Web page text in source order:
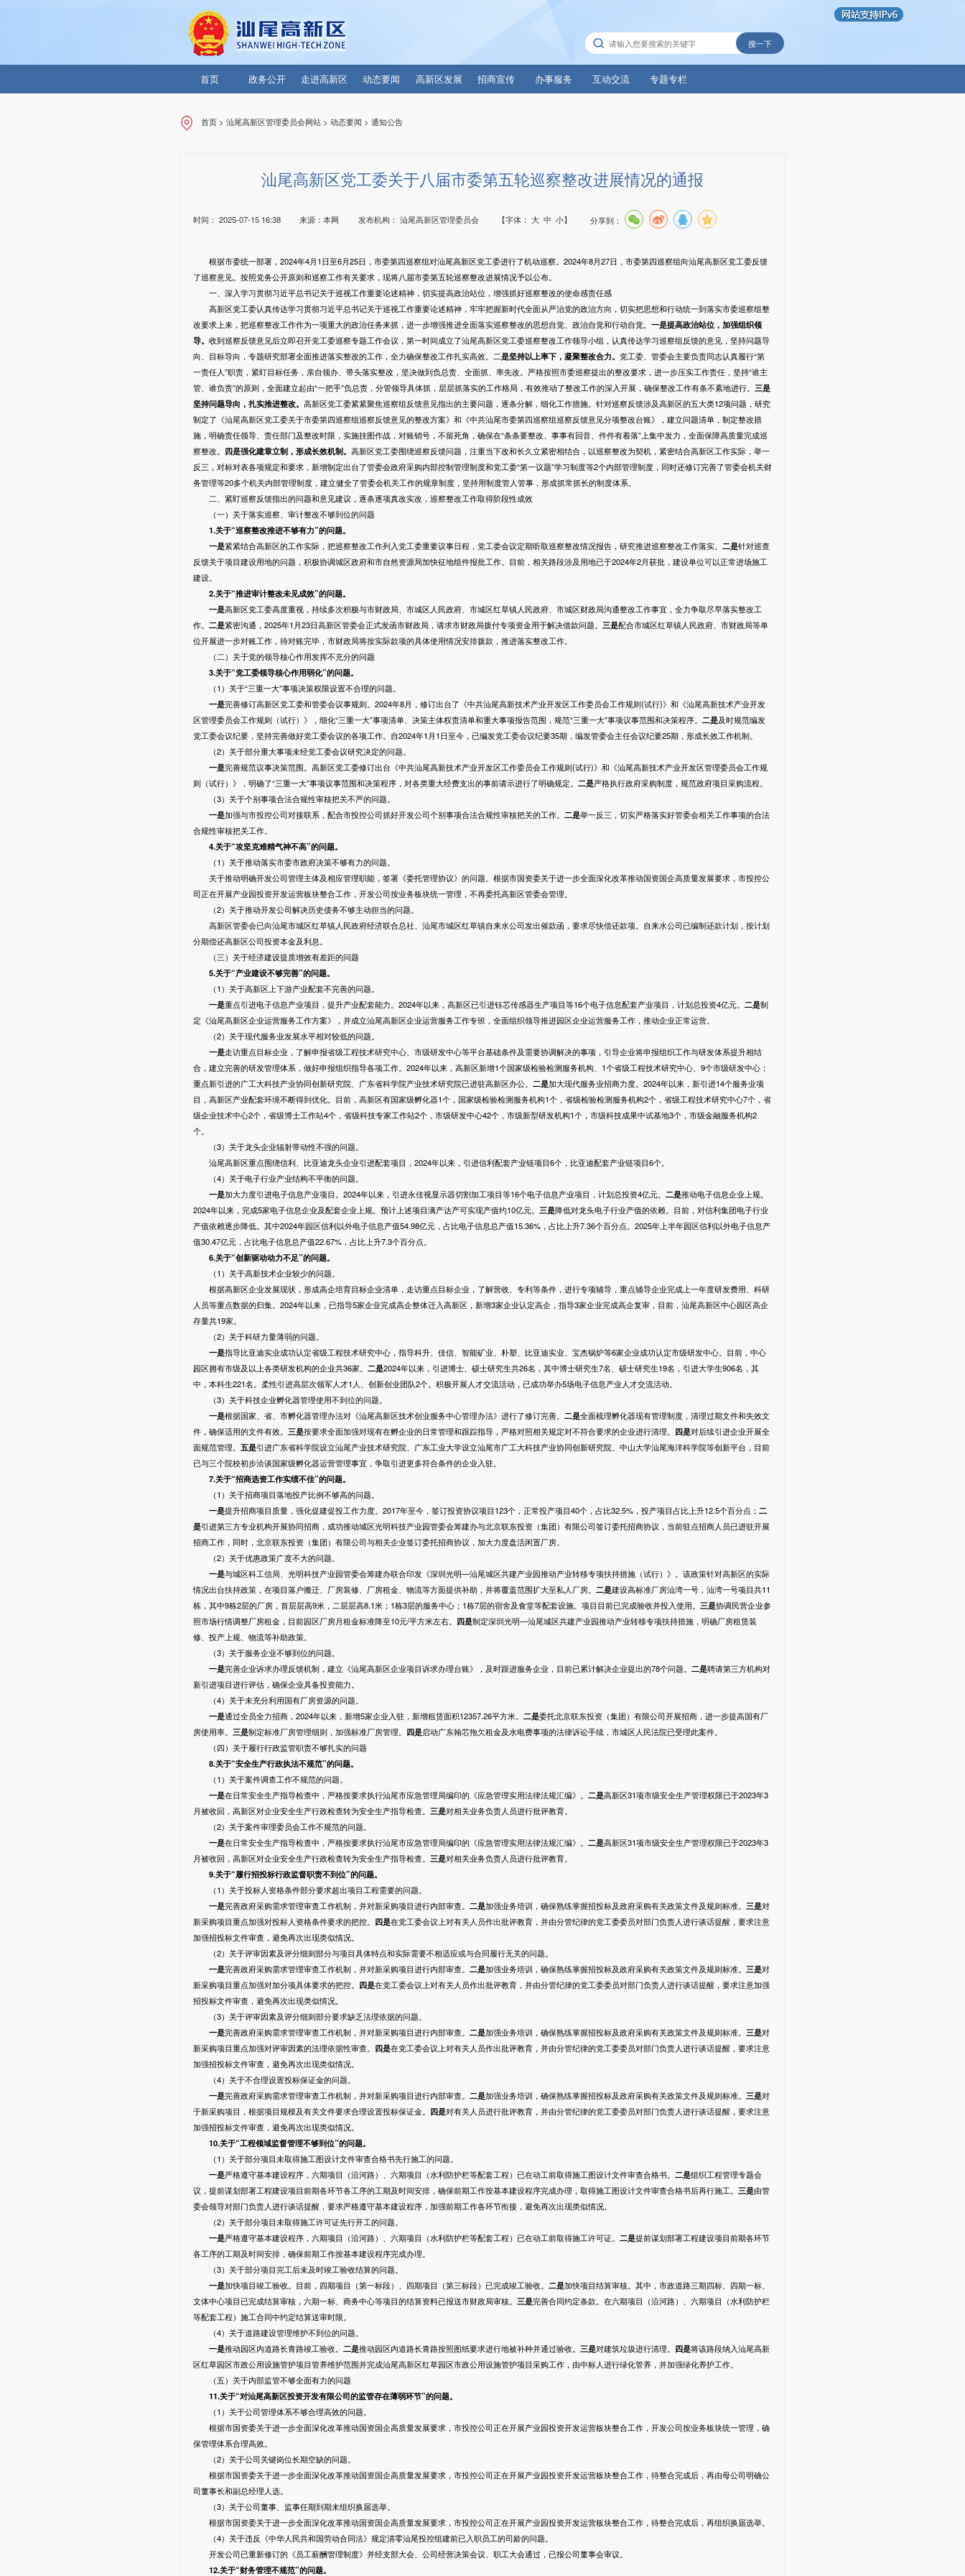
搜一下
首页 政务公开 走进高新区 动态要闻 高新区发展 招商宣传 办事服务 互动交流 专题专栏
首页 >汕尾高新区管理委员会网站 >动态要闻 >通知公告
汕尾高新区党工委关于八届市委第五轮巡察整改进展情况的通报
时间： 2025-07-15 16:38 来源：本网 发布机构： 汕尾高新区管理委员会 【字体： 大 中 小】 分享到：
根据市委统一部署，2024年4月1日至6月25日，市委第四巡察组对汕尾高新区党工委进行了机动巡察。2024年8月27日，市委第四巡察组向汕尾高新区党工委反馈
了巡察意见。按照党务公开原则和巡察工作有关要求，现将八届市委第五轮巡察整改进展情况予以公布。
一、深入学习贯彻习近平总书记关于巡视工作重要论述精神，切实提高政治站位，增强抓好巡察整改的使命感责任感
高新区党工委认真传达学习贯彻习近平总书记关于巡视工作重要论述精神，牢牢把握新时代全面从严治党的政治方向，切实把思想和行动统一到落实市委巡察组整
改要求上来，把巡察整改工作作为一项重大的政治任务来抓，进一步增强推进全面落实巡察整改的思想自觉、政治自觉和行动自觉。 一是提高政治站位，加强组织领
导。 收到巡察反馈意见后立即召开党工委巡察专题工作会议，第一时间成立了汕尾高新区党工委巡察整改工作领导小组，认真传达学习巡察组反馈的意见，坚持问题导
向、目标导向，专题研究部署全面推进落实整改的工作，全力确保整改工作扎实高效。二是坚持以上率下，凝聚整改合力。 党工委、管委会主要负责同志认真履行“第
一责任人”职责，紧盯目标任务，亲自领办、带头落实整改，坚决做到负总责、全面抓、率先改。严格按照市委巡察提出的整改要求，进一步压实工作责任，坚持“谁主
管、谁负责”的原则，全面建立起由“一把手”负总责，分管领导具体抓，层层抓落实的工作格局，有效推动了整改工作的深入开展，确保整改工作有条不紊地进行。 三是
坚持问题导向，扎实推进整改。 高新区党工委紧紧聚焦巡察组反馈意见指出的主要问题，逐条分解，细化工作措施。针对巡察反馈涉及高新区的五大类12项问题，研究
制定了《汕尾高新区党工委关于市委第四巡察组巡察反馈意见的整改方案》和《中共汕尾市委第四巡察组巡察反馈意见分项整改台账》，建立问题清单，制定整改措
施，明确责任领导、责任部门及整改时限，实施挂图作战，对账销号，不留死角，确保在“条条要整改、事事有回音、件件有着落”上集中发力，全面保障高质量完成巡
察整改。 四是强化建章立制，形成长效机制。 高新区党工委围绕巡察反馈问题，注重当下改和长久立紧密相结合，以巡察整改为契机，紧密结合高新区工作实际，举一
反三，对标对表各项规定和要求，新增制定出台了管委会政府采购内部控制管理制度和党工委“第一议题”学习制度等2个内部管理制度，同时还修订完善了管委会机关财
务管理等20多个机关内部管理制度，建立健全了管委会机关工作的规章制度，坚持用制度管人管事，形成抓常抓长的制度体系。
二、紧盯巡察反馈指出的问题和意见建议，逐条逐项真改实改，巡察整改工作取得阶段性成效
（一）关于落实巡察、审计整改不够到位的问题
1.关于“巡察整改推进不够有力”的问题。
一是紧紧结合高新区的工作实际，把巡察整改工作列入党工委重要议事日程，党工委会议定期听取巡察整改情况报告，研究推进巡察整改工作落实。 二是针对巡查
反馈关于项目建设用地的问题，积极协调城区政府和市自然资源局加快征地组件报批工作。目前，相关路段涉及用地已于2024年2月获批，建设单位可以正常进场施工
建设。
2.关于“推进审计整改未见成效”的问题。
一是高新区党工委高度重视，持续多次积极与市财政局、市城区人民政府、市城区红草镇人民政府、市城区财政局沟通整改工作事宜，全力争取尽早落实整改工
作。 二是紧密沟通，2025年1月23日高新区管委会正式发函市财政局，请求市财政局拨付专项资金用于解决借款问题。 三是配合市城区红草镇人民政府、市财政局等单
位开展进一步对账工作，待对账完毕，市财政局将按实际款项的具体使用情况安排拨款，推进落实整改工作。
（二）关于党的领导核心作用发挥不充分的问题
3.关于“党工委领导核心作用弱化”的问题。
（1）关于“三重一大”事项决策权限设置不合理的问题。
一是完善修订高新区党工委和管委会议事规则。2024年8月，修订出台了《中共汕尾高新技术产业开发区工作委员会工作规则(试行)》和《汕尾高新技术产业开发
区管理委员会工作规则（试行）》，细化“三重一大”事项清单、决策主体权责清单和重大事项报告范围，规范“三重一大”事项议事范围和决策程序。 二是及时规范编发
党工委会议纪要，坚持完善做好党工委会议的各项工作。自2024年1月1日至今，已编发党工委会议纪要35期，编发管委会主任会议纪要25期，形成长效工作机制。
（2）关于部分重大事项未经党工委会议研究决定的问题。
一是完善规范议事决策范围。高新区党工委修订出台《中共汕尾高新技术产业开发区工作委员会工作规则(试行)》和《汕尾高新技术产业开发区管理委员会工作规
则（试行）》，明确了“三重一大”事项议事范围和决策程序，对各类重大经费支出的事前请示进行了明确规定。 二是严格执行政府采购制度，规范政府项目采购流程。
（3）关于个别事项合法合规性审核把关不严的问题。
一是加强与市投控公司对接联系，配合市投控公司抓好开发公司个别事项合法合规性审核把关的工作。 二是举一反三，切实严格落实好管委会相关工作事项的合法
合规性审核把关工作。
4.关于“攻坚克难精气神不高”的问题。
（1）关于推动落实市委市政府决策不够有力的问题。
关于推动明确开发公司管理主体及相应管理职能，签署《委托管理协议》的问题。根据市国资委关于进一步全面深化改革推动国资国企高质量发展要求，市投控公
司正在开展产业园投资开发运营板块整合工作，开发公司按业务板块统一管理，不再委托高新区管委会管理。
（2）关于推动开发公司解决历史债务不够主动担当的问题。
高新区管委会已向汕尾市城区红草镇人民政府经济联合总社、汕尾市城区红草镇自来水公司发出催款函，要求尽快偿还款项。自来水公司已编制还款计划，按计划
分期偿还高新区公司投资本金及利息。
（三）关于经济建设提质增效有差距的问题
5.关于“产业建设不够完善”的问题。
（1）关于高新区上下游产业配套不完善的问题。
一是重点引进电子信息产业项目，提升产业配套能力。2024年以来，高新区已引进钰芯传感器生产项目等16个电子信息配套产业项目，计划总投资4亿元。 二是制
定《汕尾高新区企业运营服务工作方案》，并成立汕尾高新区企业运营服务工作专班，全面组织领导推进园区企业运营服务工作，推动企业正常运营。
（2）关于现代服务业发展水平相对较低的问题。
一是走访重点目标企业，了解申报省级工程技术研究中心、市级研发中心等平台基础条件及需要协调解决的事项，引导企业将申报组织工作与研发体系提升相结
合，建立完善的研发管理体系，做好申报组织指导各项工作。2024年以来，高新区新增1个国家级检验检测服务机构、1个省级工程技术研究中心、9个市级研发中心；
重点新引进的广工大科技产业协同创新研究院、广东省科学院产业技术研究院已进驻高新区办公。 二是加大现代服务业招商力度。2024年以来，新引进14个服务业项
目，高新区产业配套环境不断得到优化。目前，高新区有国家级孵化器1个，国家级检验检测服务机构1个，省级检验检测服务机构2个，省级工程技术研究中心7个，省
级企业技术中心2个，省级博士工作站4个，省级科技专家工作站2个，市级研发中心42个，市级新型研发机构1个，市级科技成果中试基地3个，市级金融服务机构2
个。
（3）关于龙头企业辐射带动性不强的问题。
汕尾高新区重点围绕信利、比亚迪龙头企业引进配套项目，2024年以来，引进信利配套产业链项目6个，比亚迪配套产业链项目6个。
（4）关于电子行业产业结构不平衡的问题。
一是加大力度引进电子信息产业项目。2024年以来，引进永佳视显示器切割加工项目等16个电子信息产业项目，计划总投资4亿元。 二是推动电子信息企业上规。
2024年以来，完成5家电子信息企业及配套企业上规。预计上述项目满产达产可实现产值约10亿元。 三是降低对龙头电子行业产值的依赖。目前，对信利集团电子行业
产值依赖逐步降低。其中2024年园区信利以外电子信息产值54.98亿元，占比电子信息总产值15.36%，占比上升7.36个百分点。2025年上半年园区信利以外电子信息产
值30.47亿元，占比电子信息总产值22.67%，占比上升7.3个百分点。
6.关于“创新驱动动力不足”的问题。
（1）关于高新技术企业较少的问题。
根据高新区企业发展现状，形成高企培育目标企业清单，走访重点目标企业，了解营收、专利等条件，进行专项辅导，重点辅导企业完成上一年度研发费用、科研
人员等重点数据的归集。2024年以来，已指导5家企业完成高企整体迁入高新区，新增3家企业认定高企，指导3家企业完成高企复审，目前，汕尾高新区中心园区高企
存量共19家。
（2）关于科研力量薄弱的问题。
一是指导比亚迪实业成功认定省级工程技术研究中心，指导科升、佳信、智能矿业、朴塑、比亚迪实业、宝杰锅炉等6家企业成功认定市级研发中心。目前，中心
园区拥有市级及以上各类研发机构的企业共36家。 二是2024年以来，引进博士、硕士研究生共26名，其中博士研究生7名、硕士研究生19名，引进大学生906名，其
中，本科生221名。柔性引进高层次领军人才1人、创新创业团队2个。积极开展人才交流活动，已成功举办5场电子信息产业人才交流活动。
（3）关于科技企业孵化器管理使用不到位的问题。
一是根据国家、省、市孵化器管理办法对《汕尾高新区技术创业服务中心管理办法》进行了修订完善。 二是全面梳理孵化器现有管理制度，清理过期文件和失效文
件，确保适用的文件有效。 三是按要求全面加强对现有在孵企业的日常管理和跟踪指导，严格对照相关规定对不符合要求的企业进行清理。 四是对后续引进企业开展全
面规范管理。 五是引进广东省科学院设立汕尾产业技术研究院、广东工业大学设立汕尾市广工大科技产业协同创新研究院、中山大学汕尾海洋科学院等创新平台，目前
已与三个院校初步洽谈国家级孵化器运营管理事宜，争取引进更多符合条件的企业入驻。
7.关于“招商选资工作实绩不佳”的问题。
（1）关于招商项目落地投产比例不够高的问题。
一是提升招商项目质量，强化促建促投工作力度。2017年至今，签订投资协议项目123个，正常投产项目40个，占比32.5%，投产项目占比上升12.5个百分点； 二
是引进第三方专业机构开展协同招商，成功推动城区光明科技产业园管委会筹建办与北京联东投资（集团）有限公司签订委托招商协议，当前驻点招商人员已进驻开展
招商工作，同时，北京联东投资（集团）有限公司与相关企业签订委托招商协议，加大力度盘活闲置厂房。
（2）关于优惠政策广度不大的问题。
一是与城区科工信局、光明科技产业园管委会筹建办联合印发《深圳光明—汕尾城区共建产业园推动产业转移专项扶持措施（试行）》。该政策针对高新区的实际
情况出台扶持政策，在项目落户搬迁、厂房装修、厂房租金、物流等方面提供补助，并将覆盖范围扩大至私人厂房。 二是建设高标准厂房汕湾一号，汕湾一号项目共11
栋，其中9栋2层的厂房，首层层高9米，二层层高8.1米；1栋3层的服务中心；1栋7层的宿舍及食堂等配套设施。项目目前已完成验收并投入使用。 三是协调民营企业参
照市场行情调整厂房租金，目前园区厂房月租金标准降至10元/平方米左右。 四是制定深圳光明—汕尾城区共建产业园推动产业转移专项扶持措施，明确厂房租赁装
修、投产上规、物流等补助政策。
（3）关于服务企业不够到位的问题。
一是完善企业诉求办理反馈机制，建立《汕尾高新区企业项目诉求办理台账》，及时跟进服务企业，目前已累计解决企业提出的78个问题。 二是聘请第三方机构对
新引进项目进行评估，确保企业具备投资能力。
（4）关于未充分利用国有厂房资源的问题。
一是通过全员全力招商，2024年以来，新增5家企业入驻，新增租赁面积12357.26平方米。 二是委托北京联东投资（集团）有限公司开展招商，进一步提高国有厂
房使用率。 三是制定标准厂房管理细则，加强标准厂房管理。 四是启动广东翰芯拖欠租金及水电费事项的法律诉讼手续，市城区人民法院已受理此案件。
（四）关于履行行政监管职责不够扎实的问题
8.关于“安全生产行政执法不规范”的问题。
（1）关于案件调查工作不规范的问题。
一是在日常安全生产指导检查中，严格按要求执行汕尾市应急管理局编印的《应急管理实用法律法规汇编》。 二是高新区31项市级安全生产管理权限已于2023年3
月被收回，高新区对企业安全生产行政检查转为安全生产指导检查。 三是对相关业务负责人员进行批评教育。
（2）关于案件审理委员会工作不规范的问题。
一是在日常安全生产指导检查中，严格按要求执行汕尾市应急管理局编印的《应急管理实用法律法规汇编》。 二是高新区31项市级安全生产管理权限已于2023年3
月被收回，高新区对企业安全生产行政检查转为安全生产指导检查。 三是对相关业务负责人员进行批评教育。
9.关于“履行招投标行政监督职责不到位”的问题。
（1）关于投标人资格条件部分要求超出项目工程需要的问题。
一是完善政府采购需求管理审查工作机制，并对新采购项目进行内部审查。 二是加强业务培训，确保熟练掌握招投标及政府采购有关政策文件及规则标准。 三是对
新采购项目重点加强对投标人资格条件要求的把控。 四是在党工委会议上对有关人员作出批评教育，并由分管纪律的党工委委员对部门负责人进行谈话提醒，要求注意
加强招投标文件审查，避免再次出现类似情况。
（2）关于评审因素及评分细则部分与项目具体特点和实际需要不相适应或与合同履行无关的问题。
一是完善政府采购需求管理审查工作机制，并对新采购项目进行内部审查。 二是加强业务培训，确保熟练掌握招投标及政府采购有关政策文件及规则标准。 三是对
新采购项目重点加强对加分项具体要求的把控。 四是在党工委会议上对有关人员作出批评教育，并由分管纪律的党工委委员对部门负责人进行谈话提醒，要求注意加强
招投标文件审查，避免再次出现类似情况。
（3）关于评审因素及评分细则部分要求缺乏法理依据的问题。
一是完善政府采购需求管理审查工作机制，并对新采购项目进行内部审查。 二是加强业务培训，确保熟练掌握招投标及政府采购有关政策文件及规则标准。 三是对
新采购项目重点加强对评审因素的法理依据性审查。 四是在党工委会议上对有关人员作出批评教育，并由分管纪律的党工委委员对部门负责人进行谈话提醒，要求注意
加强招投标文件审查，避免再次出现类似情况。
（4）关于不合理设置投标保证金的问题。
一是完善政府采购需求管理审查工作机制，并对新采购项目进行内部审查。 二是加强业务培训，确保熟练掌握招投标及政府采购有关政策文件及规则标准。 三是对
于新采购项目，根据项目规模及有关文件要求合理设置投标保证金。 四是对有关人员进行批评教育，并由分管纪律的党工委委员对部门负责人进行谈话提醒，要求注意
加强招投标文件审查，避免再次出现类似情况。
10.关于“工程领域监督管理不够到位”的问题。
（1）关于部分项目未取得施工图设计文件审查合格书先行施工的问题。
一是严格遵守基本建设程序，六期项目（沿河路）、六期项目（水利防护栏等配套工程）已在动工前取得施工图设计文件审查合格书。 二是组织工程管理专题会
议，提前谋划部署工程建设项目前期各环节各工序的工期及时间安排，确保前期工作按基本建设程序完成办理，取得施工图设计文件审查合格书后再行施工。 三是由管
委会领导对部门负责人进行谈话提醒，要求严格遵守基本建设程序，加强前期工作各环节衔接，避免再次出现类似情况。
（2）关于部分项目未取得施工许可证先行开工的问题。
一是严格遵守基本建设程序，六期项目（沿河路）、六期项目（水利防护栏等配套工程）已在动工前取得施工许可证。 二是提前谋划部署工程建设项目前期各环节
各工序的工期及时间安排，确保前期工作按基本建设程序完成办理。
（3）关于部分项目完工后未及时竣工验收结算的问题。
一是加快项目竣工验收。目前，四期项目（第一标段）、四期项目（第三标段）已完成竣工验收。 二是加快项目结算审核。其中，市政道路三期四标、四期一标、
文体中心项目已完成结算审核，六期一标、商务中心等项目的结算资料已报送市财政局审核。 三是完善合同约定条款。在六期项目（沿河路）、六期项目（水利防护栏
等配套工程）施工合同中约定结算送审时限。
（4）关于道路建设管理维护不到位的问题。
一是推动园区内道路长青路竣工验收。 二是推动园区内道路长青路按照图纸要求进行地被补种并通过验收。 三是对建筑垃圾进行清理。 四是将该路段纳入汕尾高新
区红草园区市政公用设施管护项目管养维护范围并完成汕尾高新区红草园区市政公用设施管护项目采购工作，由中标人进行绿化管养，并加强绿化养护工作。
（五）关于内部监管不够全面有力的问题
11.关于“对汕尾高新区投资开发有限公司的监管存在薄弱环节”的问题。
（1）关于公司管理体系不够合理高效的问题。
根据市国资委关于进一步全面深化改革推动国资国企高质量发展要求，市投控公司正在开展产业园投资开发运营板块整合工作，开发公司按业务板块统一管理，确
保管理体系合理高效。
（2）关于公司关键岗位长期空缺的问题。
根据市国资委关于进一步全面深化改革推动国资国企高质量发展要求，市投控公司正在开展产业园投资开发运营板块整合工作，待整合完成后，再由母公司明确公
司董事长和副总经理人选。
（3）关于公司董事、监事任期到期未组织换届选举。
根据市国资委关于进一步全面深化改革推动国资国企高质量发展要求，市投控公司正在开展产业园投资开发运营板块整合工作，待整合完成后，再组织换届选举。
（4）关于违反《中华人民共和国劳动合同法》规定清零汕尾投控组建前已入职员工的司龄的问题。
开发公司已重新修订的《员工薪酬管理制度》并经支部大会、公司经营决策会议、职工大会通过，已报公司董事会审议。
12.关于“财务管理不规范”的问题。